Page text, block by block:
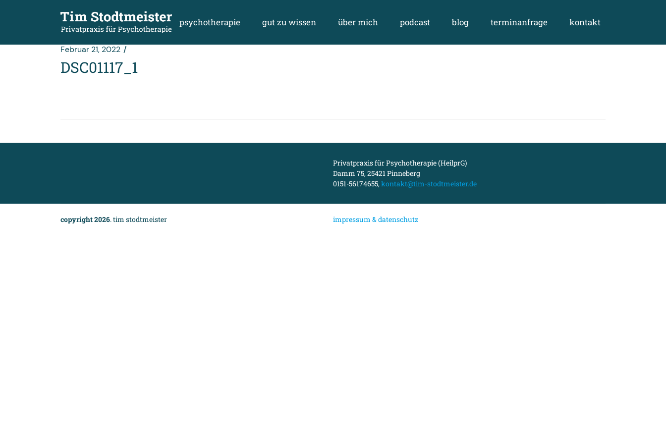
psychotherapie gut zu wissen über mich podcast blog terminanfrage kontakt
Februar 21, 2022
DSC01117_1
Privatpraxis für Psychotherapie (HeilprG)
Damm 75, 25421 Pinneberg
0151-56174655,kontakt@tim-stodtmeister.de
copyright 2026. tim stodtmeister impressum & datenschutz